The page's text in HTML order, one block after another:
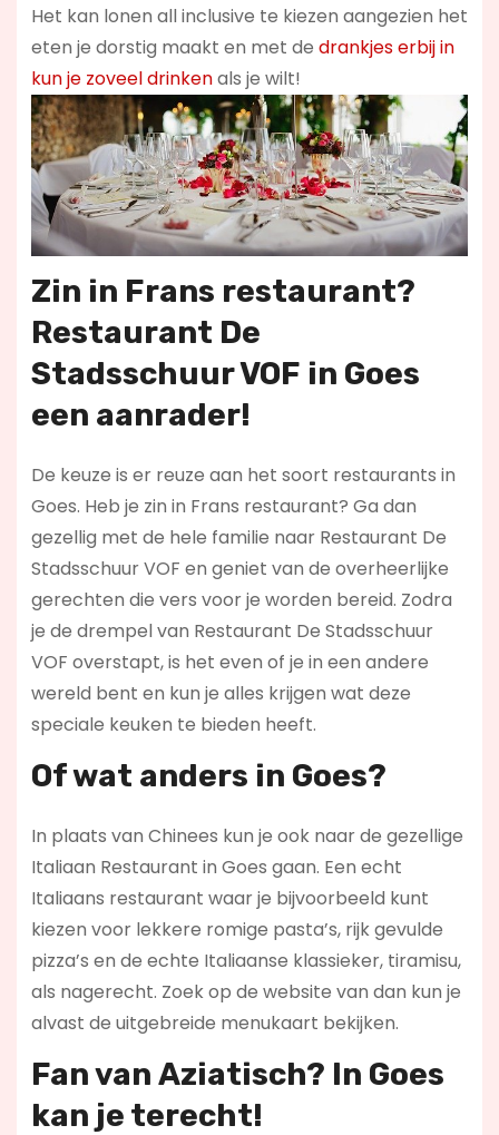
Het kan lonen all inclusive te kiezen aangezien het
eten je dorstig maakt en met de drankjes erbij in
kun je zoveel drinkenals je wilt!
Zin in Frans restaurant?
Restaurant De
Stadsschuur VOF in Goes
een aanrader!
De keuze is er reuze aan het soort restaurants in
Goes. Heb je zin in Frans restaurant? Ga dan
gezellig met de hele familie naar Restaurant De
Stadsschuur VOF en geniet van de overheerlijke
gerechten die vers voor je worden bereid. Zodra
je de drempel van Restaurant De Stadsschuur
VOF overstapt, is het even of je in een andere
wereld bent en kun je alles krijgen wat deze
speciale keuken te bieden heeft.
Of wat anders in Goes?
In plaats van Chinees kun je ook naar de gezellige
Italiaan Restaurant in Goes gaan. Een echt
Italiaans restaurant waar je bijvoorbeeld kunt
kiezen voor lekkere romige pasta’s, rijk gevulde
pizza’s en de echte Italiaanse klassieker, tiramisu,
als nagerecht. Zoek op de website van dan kun je
alvast de uitgebreide menukaart bekijken.
Fan van Aziatisch? In Goes
kan je terecht!